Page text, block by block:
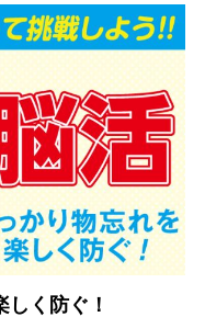
しく防ぐ！